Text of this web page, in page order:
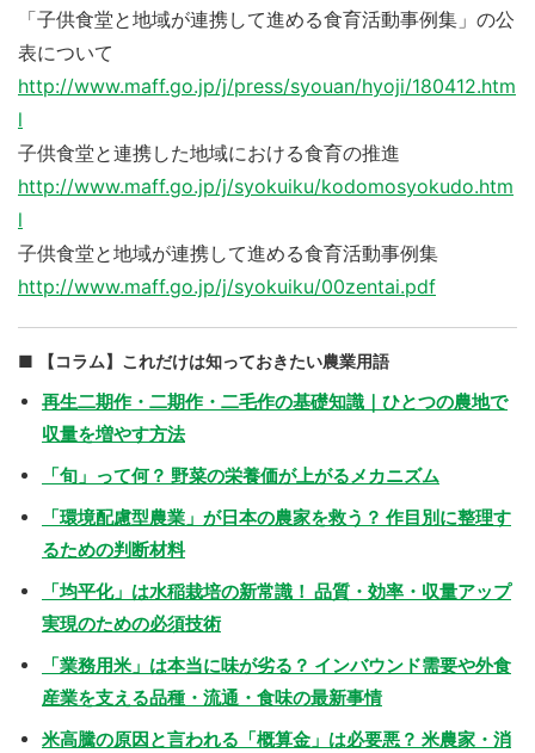
「子供食堂と地域が連携して進める食育活動事例集」の公
表について
http://www.maff.go.jp/j/press/syouan/hyoji/180412.htm
l
子供食堂と連携した地域における食育の推進
http://www.maff.go.jp/j/syokuiku/kodomosyokudo.htm
l
子供食堂と地域が連携して進める食育活動事例集
http://www.maff.go.jp/j/syokuiku/00zentai.pdf
【コラム】これだけは知っておきたい農業用語
再生二期作・二期作・二毛作の基礎知識｜ひとつの農地で
収量を増やす方法
「旬」って何？ 野菜の栄養価が上がるメカニズム
「環境配慮型農業」が日本の農家を救う？ 作目別に整理す
るための判断材料
「均平化」は水稲栽培の新常識！ 品質・効率・収量アップ
実現のための必須技術
「業務用米」は本当に味が劣る？ インバウンド需要や外食
産業を支える品種・流通・食味の最新事情
米高騰の原因と言われる「概算金」は必要悪？ 米農家・消